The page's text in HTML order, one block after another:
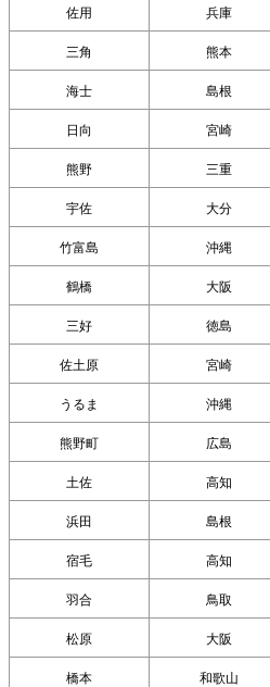
佐用 兵庫
三角 熊本
海士 島根
日向 宮崎
熊野 三重
宇佐 大分
竹富島 沖縄
鶴橋 大阪
三好 徳島
佐土原 宮崎
うるま 沖縄
熊野町 広島
土佐 高知
浜田 島根
宿毛 高知
羽合 鳥取
松原 大阪
橋本 和歌山